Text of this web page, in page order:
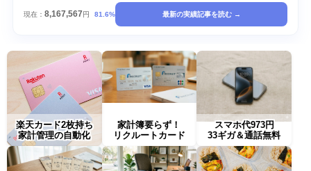
現在： 8,167,567 円 81.6% 最新の実績記事を読む →
楽天カード2枚持ち
家計管理の自動化
家計簿要らず！
リクルートカード
スマホ代973円
33ギガ＆通話無料